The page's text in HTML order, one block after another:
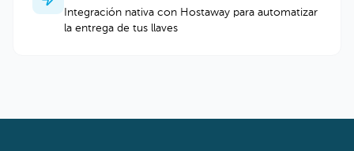
Integración nativa con Hostaway para automatizar
la entrega de tus llaves